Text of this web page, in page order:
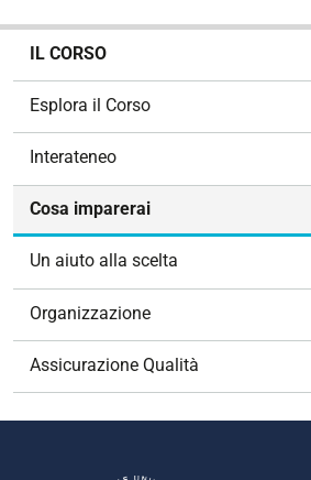
IL CORSO
Esplora il Corso
Interateneo
Cosa imparerai
Un aiuto alla scelta
Organizzazione
Assicurazione Qualità